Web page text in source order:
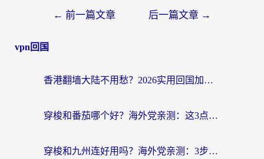
← 前一篇文章 后一篇文章 →
vpn回国
香港翻墙大陆不用愁？2026实用回国加速器指南：从选到用一步到位
穿梭和番茄哪个好？海外党亲测：这3点帮你选对回国加速器
穿梭和九州连好用吗？海外党亲测：3步选对回国加速器，无缝刷国内剧玩国服